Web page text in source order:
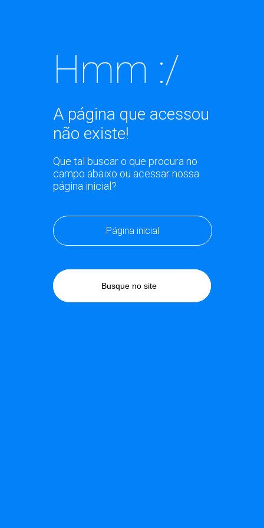
Hmm :/
A página que acessou
não existe!
Que tal buscar o que procura no
campo abaixo ou acessar nossa
página inicial?
Página inicial